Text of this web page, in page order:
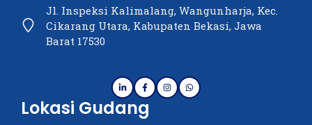
Jl. Inspeksi Kalimalang, Wangunharja, Kec.
Cikarang Utara, Kabupaten Bekasi, Jawa
Barat 17530
Lokasi Gudang